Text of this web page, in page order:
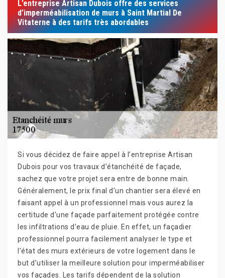
L’entreprise Artisan Dubois offre des services
d’imperméabilisation de murs à Saint Martial De
Vitaterne à des tarifs très abordables
Si vous décidez de faire appel à l’entreprise Artisan
Dubois pour vos travaux d’étanchéité de façade,
sachez que votre projet sera entre de bonne main.
Généralement, le prix final d’un chantier sera élevé en
faisant appel à un professionnel mais vous aurez la
certitude d’une façade parfaitement protégée contre
les infiltrations d’eau de pluie. En effet, un façadier
professionnel pourra facilement analyser le type et
l’état des murs extérieurs de votre logement dans le
but d’utiliser la meilleure solution pour imperméabiliser
vos façades. Les tarifs dépendent de la solution